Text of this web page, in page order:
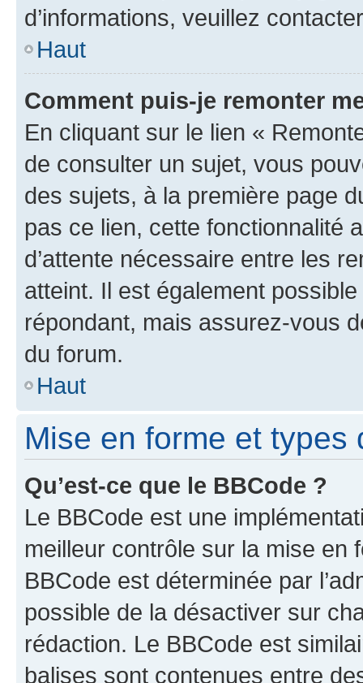
d’informations, veuillez
Haut
Comment puis-je remonter
En cliquant sur le lien «
de consulter un sujet, vous
des sujets, à la première page
pas ce lien, cette fonctionnalité
d’attente nécessaire entre les
atteint. Il est également
répondant, mais assurez-vous
du forum.
Haut
Mise en forme et types
Qu’est-ce que le BBCode ?
Le BBCode est une
meilleur contrôle sur la mise en
BBCode est déterminée par
possible de la désactiver sur
rédaction. Le BBCode est
balises sont contenues entre